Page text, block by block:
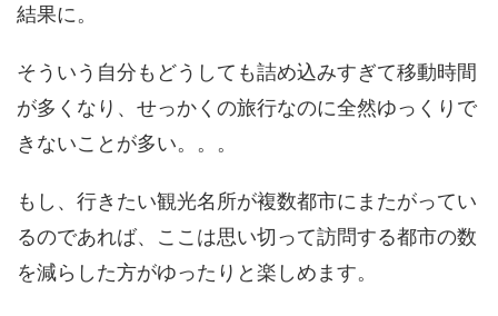
結果に。
そういう自分もどうしても詰め込みすぎて移動時間
が多くなり、せっかくの旅行なのに全然ゆっくりで
きないことが多い。。。
もし、行きたい観光名所が複数都市にまたがってい
るのであれば、ここは思い切って訪問する都市の数
を減らした方がゆったりと楽しめます。